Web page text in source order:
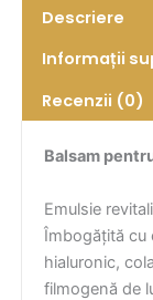
Descriere
Informații
Recenzii (0)
Balsam
Emulsie
Îmbogățită cu
hialuronic,
filmogenă de